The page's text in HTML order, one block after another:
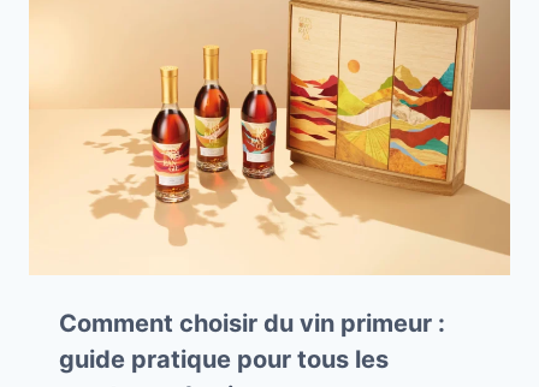
Comment choisir du vin primeur :
guide pratique pour tous les